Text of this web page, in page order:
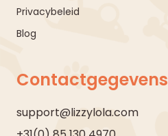
Privacybeleid
Blog
Contactgegevens
support@lizzylola.com